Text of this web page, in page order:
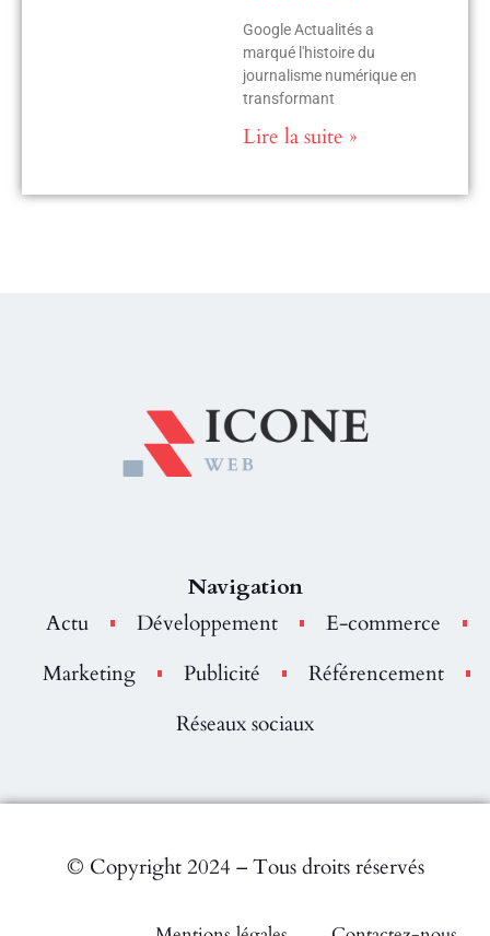
Google Actualités a
marqué l'histoire du
journalisme numérique en
transformant
Lire la suite »
Navigation
Actu Développement
E-commerce
Marketing
Publicité
Référencement
Réseaux sociaux
© Copyright 2024 – Tous droits réservés